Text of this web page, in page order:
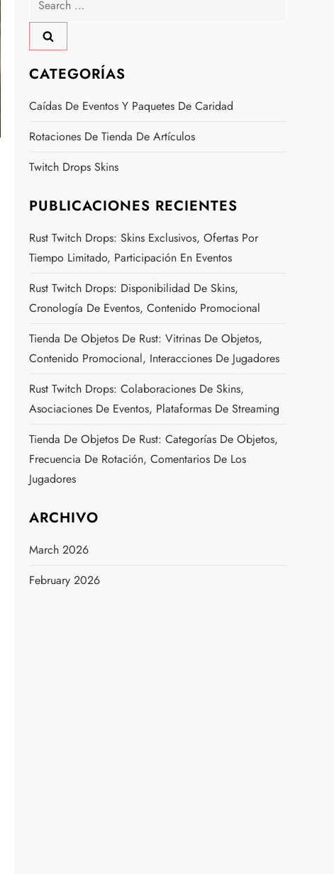
for:
CATEGORÍAS
Caídas De Eventos Y Paquetes De Caridad
Rotaciones De Tienda De Artículos
Twitch Drops Skins
PUBLICACIONES RECIENTES
Rust Twitch Drops: Skins Exclusivos, Ofertas Por
Tiempo Limitado, Participación En Eventos
Rust Twitch Drops: Disponibilidad De Skins,
Cronología De Eventos, Contenido Promocional
Tienda De Objetos De Rust: Vitrinas De Objetos,
Contenido Promocional, Interacciones De Jugadores
Rust Twitch Drops: Colaboraciones De Skins,
Asociaciones De Eventos, Plataformas De Streaming
Tienda De Objetos De Rust: Categorías De Objetos,
Frecuencia De Rotación, Comentarios De Los
Jugadores
ARCHIVO
March 2026
February 2026